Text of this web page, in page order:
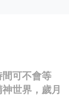
可不會等
世界，歲月